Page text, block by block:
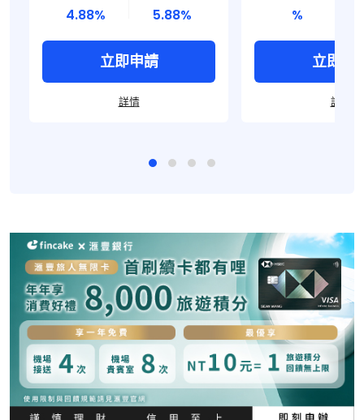
4.88% 5.88%
立即申請
詳情
%
立即申
詳情